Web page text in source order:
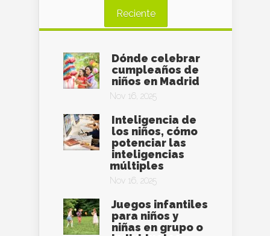
Reciente
Dónde celebrar
cumpleaños de
niños en Madrid
Nov 16, 2025
Inteligencia de
los niños, cómo
potenciar las
inteligencias
múltiples
Nov 16, 2025
Juegos infantiles
para niños y
niñas en grupo o